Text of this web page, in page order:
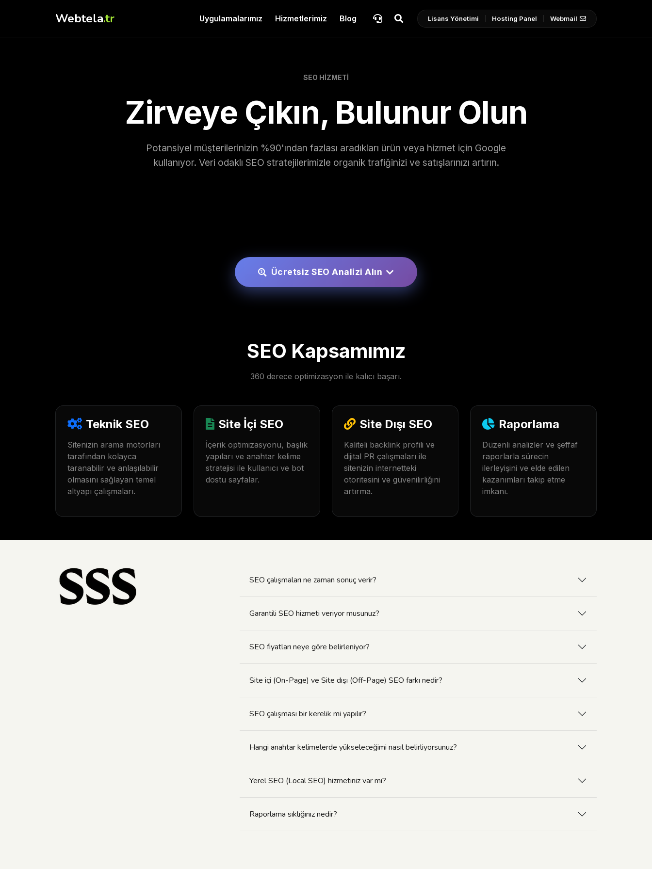
Webtela.tr Uygulamalarımız Hizmetlerimiz Blog Lisans Yönetimi Hosting Panel Webmail
SEO HIZMETI
Zirveye Çıkın, Bulunur Olun
Potansiyel müşterilerinizin %90'ından fazlası aradıkları ürün veya hizmet için Google
kullanıyor. Veri odaklı SEO stratejilerimizle organik trafiğinizi ve satışlarınızı artırın.
Ücretsiz SEO Analizi Alın
SEO Kapsamımız
360 derece optimizasyon ile kalıcı başarı.
Teknik SEO
Sitenizin arama motorları
tarafından kolayca
taranabilir ve anlaşılabilir
olmasını sağlayan temel
altyapı çalışmaları.
Site İçi SEO
İçerik optimizasyonu, başlık
yapıları ve anahtar kelime
stratejisi ile kullanıcı ve bot
dostu sayfalar.
Site Dışı SEO
Kaliteli backlink profili ve
dijital PR çalışmaları ile
sitenizin internetteki
otoritesini ve güvenilirliğini
artırma.
Raporlama
Düzenli analizler ve şeffaf
raporlarla sürecin
ilerleyişini ve elde edilen
kazanımları takip etme
imkanı.
SEO çalışmaları ne zaman sonuç verir?
Garantili SEO hizmeti veriyor musunuz?
SEO fiyatları neye göre belirleniyor?
Site içi (On-Page) ve Site dışı (Off-Page) SEO farkı nedir?
SEO çalışması bir kerelik mi yapılır?
Hangi anahtar kelimelerde yükseleceğimi nasıl belirliyorsunuz?
Yerel SEO (Local SEO) hizmetiniz var mı?
Raporlama sıklığınız nedir?